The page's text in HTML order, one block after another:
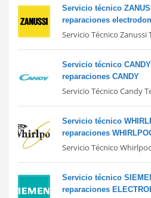
Servicio técnico
reparaciones
Servicio Técnico Zanussi
Servicio técnico
reparaciones CANDY
Servicio Técnico Candy
Servicio técnico
reparaciones
Servicio Técnico
Servicio técnico
reparaciones